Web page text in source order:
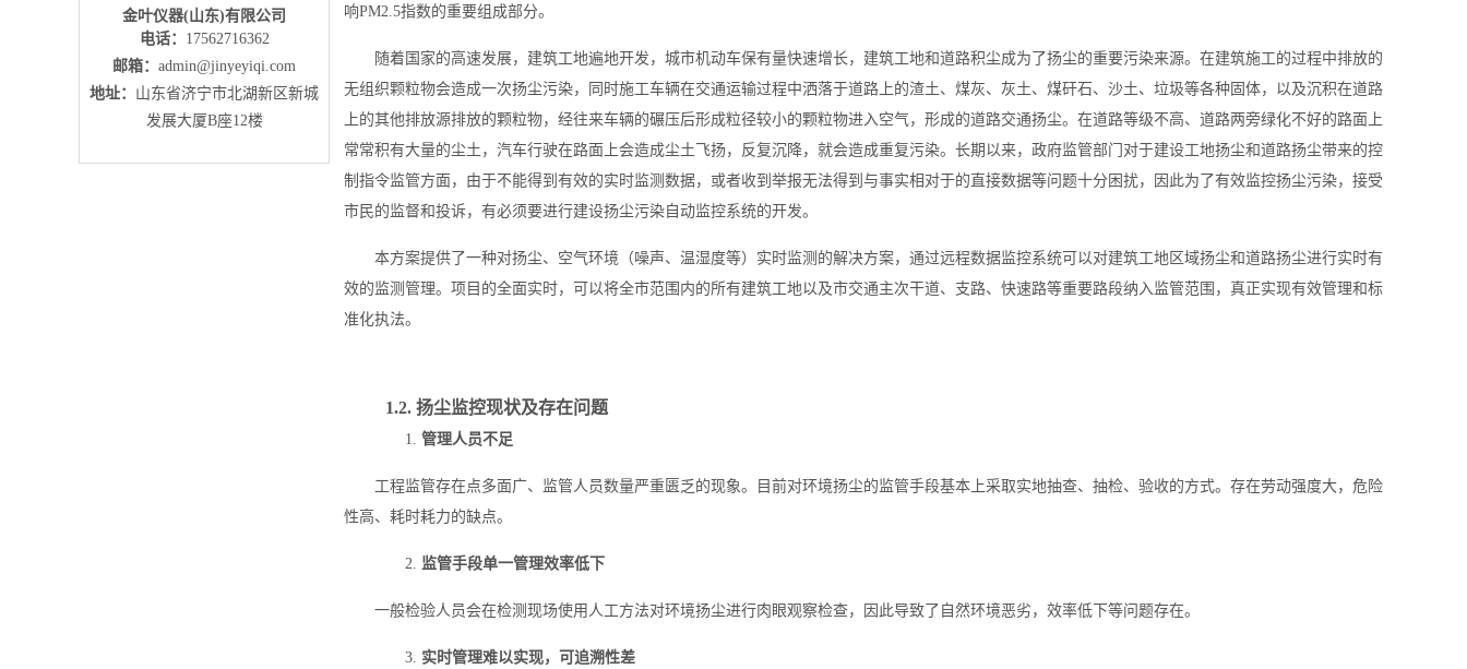
金叶仪器(山东)有限公司
电话： 17562716362
邮箱： admin@jinyeyiqi.com
地址： 山东省济宁市北湖新区新城
发展大厦B座12楼
响PM2.5指数的重要组成部分。
随着国家的高速发展，建筑工地遍地开发，城市机动车保有量快速增长，建筑工地和道路积尘成为了扬尘的重要污染来源。在建筑施工的过程中排放的
无组织颗粒物会造成一次扬尘污染，同时施工车辆在交通运输过程中洒落于道路上的渣土、煤灰、灰土、煤矸石、沙土、垃圾等各种固体，以及沉积在道路
上的其他排放源排放的颗粒物，经往来车辆的碾压后形成粒径较小的颗粒物进入空气，形成的道路交通扬尘。在道路等级不高、道路两旁绿化不好的路面上
常常积有大量的尘土，汽车行驶在路面上会造成尘土飞扬，反复沉降，就会造成重复污染。长期以来，政府监管部门对于建设工地扬尘和道路扬尘带来的控
制指令监管方面，由于不能得到有效的实时监测数据，或者收到举报无法得到与事实相对于的直接数据等问题十分困扰，因此为了有效监控扬尘污染，接受
市民的监督和投诉，有必须要进行建设扬尘污染自动监控系统的开发。
本方案提供了一种对扬尘、空气环境（噪声、温湿度等）实时监测的解决方案，通过远程数据监控系统可以对建筑工地区域扬尘和道路扬尘进行实时有
效的监测管理。项目的全面实时，可以将全市范围内的所有建筑工地以及市交通主次干道、支路、快速路等重要路段纳入监管范围，真正实现有效管理和标
准化执法。
1.2. 扬尘监控现状及存在问题
1. 管理人员不足
工程监管存在点多面广、监管人员数量严重匮乏的现象。目前对环境扬尘的监管手段基本上采取实地抽查、抽检、验收的方式。存在劳动强度大，危险
性高、耗时耗力的缺点。
2. 监管手段单一管理效率低下
一般检验人员会在检测现场使用人工方法对环境扬尘进行肉眼观察检查，因此导致了自然环境恶劣，效率低下等问题存在。
3. 实时管理难以实现， 可追溯性差